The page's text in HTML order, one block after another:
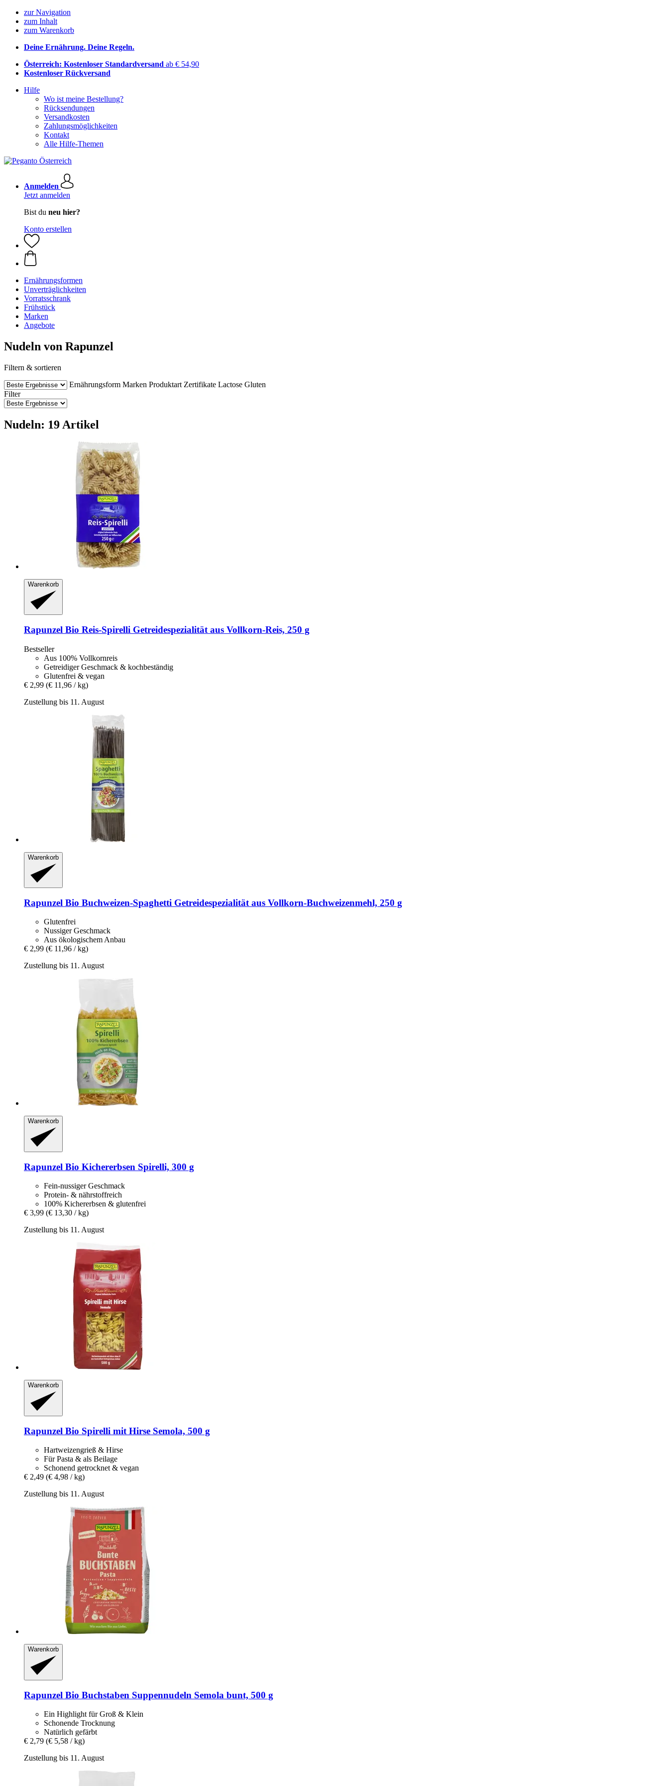
zur Navigation
zum Inhalt
zum Warenkorb
Deine Ernährung. Deine Regeln.
Österreich: Kostenloser Standardversand ab € 54,90
Kostenloser Rückversand
Hilfe
Wo ist meine Bestellung?
Rücksendungen
Versandkosten
Zahlungsmöglichkeiten
Kontakt
Alle Hilfe-Themen
Anmelden
Jetzt anmelden
Bist du neu hier?
Konto erstellen
Ernährungsformen
Unverträglichkeiten
Vorratsschrank
Frühstück
Marken
Angebote
Nudeln von Rapunzel
Filtern & sortieren
Ernährungsform Marken Produktart Zertifikate Lactose Gluten
Filter
Nudeln: 19 Artikel
Warenkorb
Rapunzel Bio Reis-​Spirelli Getreidespezialität aus Vollkorn-​Reis, 250 g
Bestseller
Aus 100% Vollkornreis
Getreidiger Geschmack & kochbeständig
Glutenfrei & vegan
€ 2,99 (€ 11,96 / kg)
Zustellung bis 11. August
Warenkorb
Rapunzel Bio Buchweizen-​Spaghetti Getreidespezialität aus Vollkorn-​Buchweizenmehl, 250 g
Glutenfrei
Nussiger Geschmack
Aus ökologischem Anbau
€ 2,99 (€ 11,96 / kg)
Zustellung bis 11. August
Warenkorb
Rapunzel Bio Kichererbsen Spirelli, 300 g
Fein-nussiger Geschmack
Protein- & nährstoffreich
100% Kichererbsen & glutenfrei
€ 3,99 (€ 13,30 / kg)
Zustellung bis 11. August
Warenkorb
Rapunzel Bio Spirelli mit Hirse Semola, 500 g
Hartweizengrieß & Hirse
Für Pasta & als Beilage
Schonend getrocknet & vegan
€ 2,49 (€ 4,98 / kg)
Zustellung bis 11. August
Warenkorb
Rapunzel Bio Buchstaben Suppennudeln Semola bunt, 500 g
Ein Highlight für Groß & Klein
Schonende Trocknung
Natürlich gefärbt
€ 2,79 (€ 5,58 / kg)
Zustellung bis 11. August